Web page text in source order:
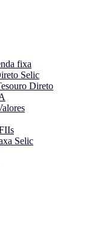
fixa
Selic
Direto
Selic